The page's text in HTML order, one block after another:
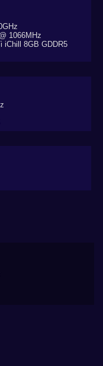
1066MHz
iChill 8GB GDDR5